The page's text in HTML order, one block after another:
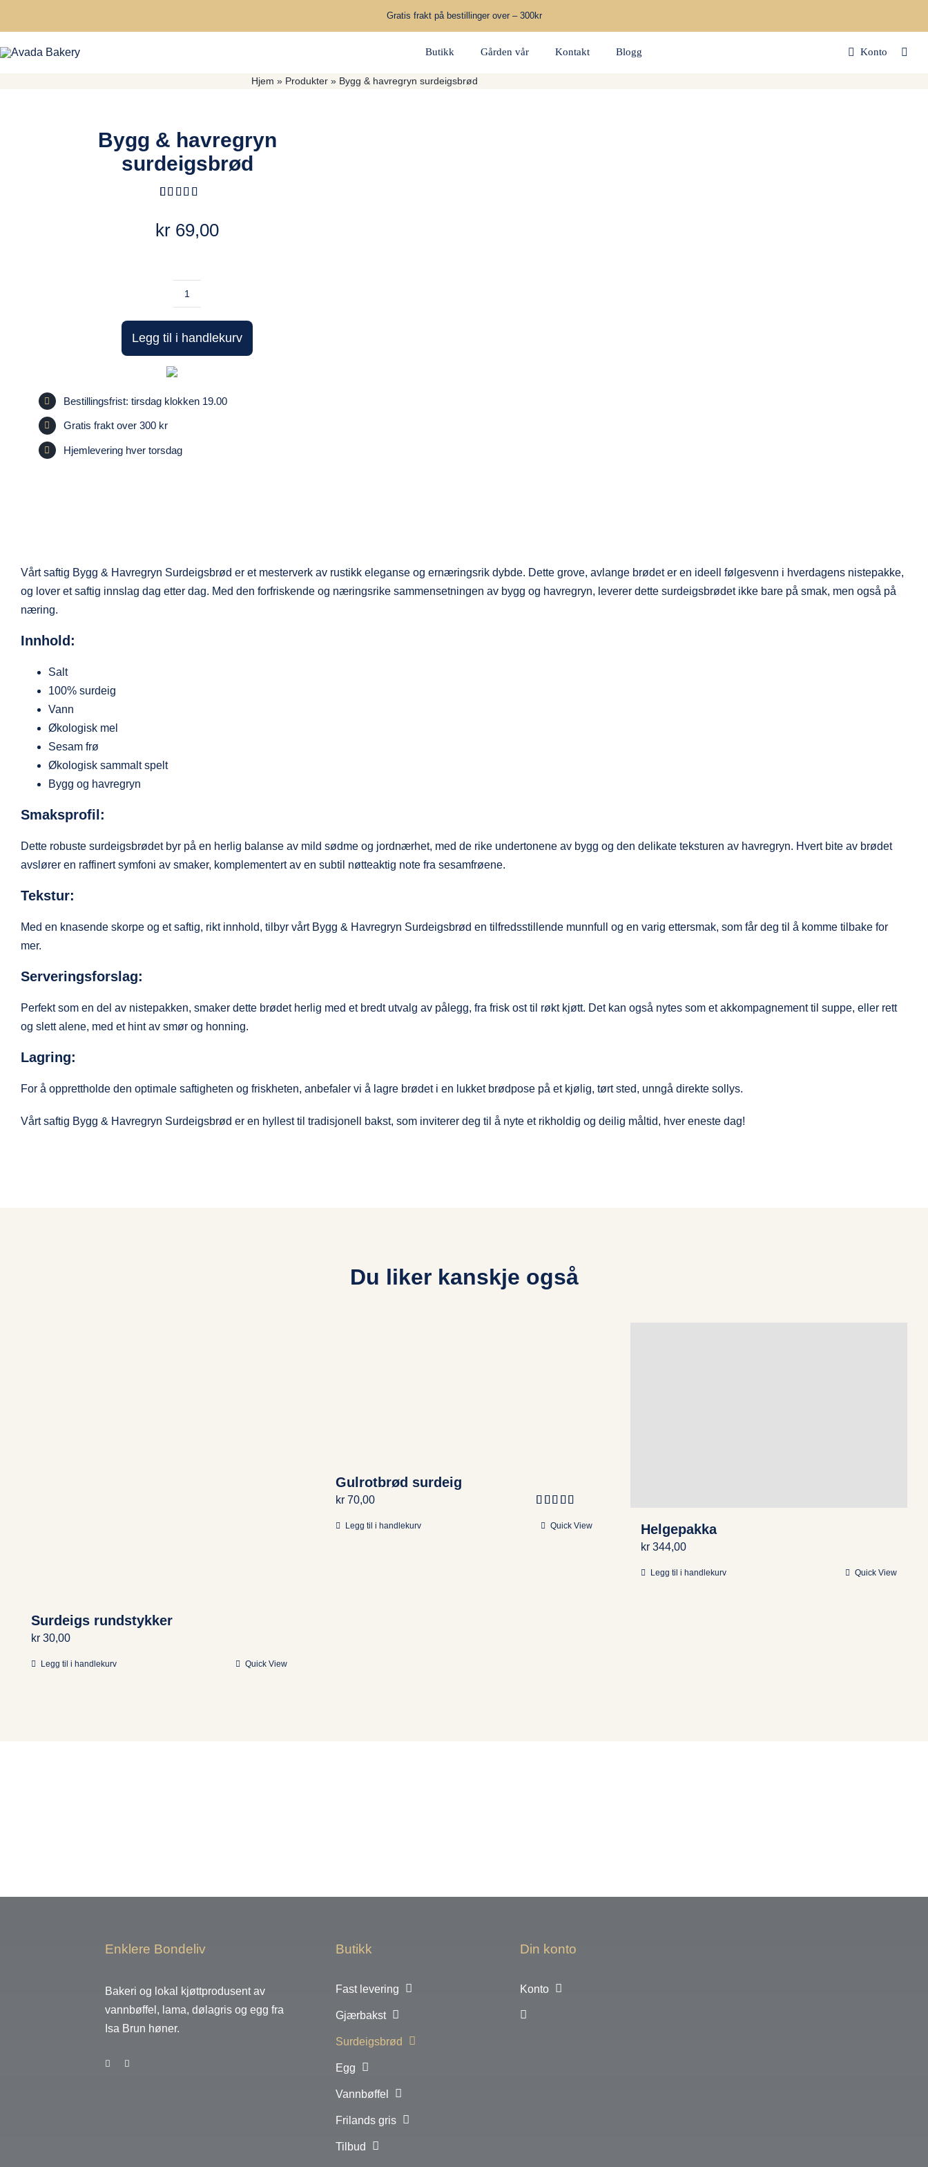
content
Gratis frakt på bestillinger over – 300kr
Butikk Gården vår Kontakt Blogg Konto
Hjem » Produkter» Bygg & havregryn surdeigsbrød
Bygg & havregryn
surdeigsbrød
på
kundevurderinger
kr 69,00
&
havregryn
surdeigsbrød
Legg til i handlekurv
Bestillingsfrist: tirsdag klokken 19.00
Gratis frakt over 300 kr
Hjemlevering hver torsdag
Vårt saftig Bygg & Havregryn Surdeigsbrød er et mesterverk av rustikk eleganse og ernæringsrik dybde. Dette grove, avlange brødet er en ideell følgesvenn i hverdagens nistepakke,
og lover et saftig innslag dag etter dag. Med den forfriskende og næringsrike sammensetningen av bygg og havregryn, leverer dette surdeigsbrødet ikke bare på smak, men også på
næring.
Innhold:
Salt
100% surdeig
Vann
Økologisk mel
Sesam frø
Økologisk sammalt spelt
Bygg og havregryn
Smaksprofil:
Dette robuste surdeigsbrødet byr på en herlig balanse av mild sødme og jordnærhet, med de rike undertonene av bygg og den delikate teksturen av havregryn. Hvert bite av brødet
avslører en raffinert symfoni av smaker, komplementert av en subtil nøtteaktig note fra sesamfrøene.
Tekstur:
Med en knasende skorpe og et saftig, rikt innhold, tilbyr vårt Bygg & Havregryn Surdeigsbrød en tilfredsstillende munnfull og en varig ettersmak, som får deg til å komme tilbake for
mer.
Serveringsforslag:
Perfekt som en del av nistepakken, smaker dette brødet herlig med et bredt utvalg av pålegg, fra frisk ost til røkt kjøtt. Det kan også nytes som et akkompagnement til suppe, eller rett
og slett alene, med et hint av smør og honning.
Lagring:
For å opprettholde den optimale saftigheten og friskheten, anbefaler vi å lagre brødet i en lukket brødpose på et kjølig, tørt sted, unngå direkte sollys.
Vårt saftig Bygg & Havregryn Surdeigsbrød er en hyllest til tradisjonell bakst, som inviterer deg til å nyte et rikholdig og deilig måltid, hver eneste dag!
Du liker kanskje også
Surdeigs rundstykker
kr30,00
Legg til i handlekurv Quick View
Gulrotbrød surdeig
av 5
kr 70,00
Legg til i handlekurv Quick View Helgepakka
kr344,00
Legg til i handlekurv Quick View
Enklere Bondeliv
Bakeri og lokal kjøttprodusent av
vannbøffel, lama, dølagris og egg fra
Isa Brun høner.
Butikk
Fast levering
Gjærbakst
Surdeigsbrød
Egg
Vannbøffel
Frilands gris
Tilbud
Din konto
Konto